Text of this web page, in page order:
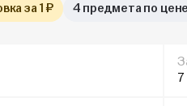
за 1 ₽ 4 предмета по
7